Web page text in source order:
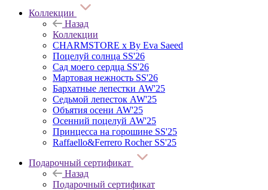
Коллекции
Назад
Коллекции
CHARMSTORE х By Eva Saeed
Поцелуй солнца SS'26
Сад моего сердца SS'26
Мартовая нежность SS'26
Бархатные лепестки AW'25
Седьмой лепесток AW'25
Объятия осени AW'25
Осенний поцелуй AW'25
Принцесса на горошине SS'25
Raffaello&Ferrero Rocher SS'25
Подарочный сертификат
Назад
Подарочный сертификат